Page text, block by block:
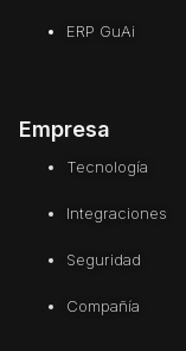
ERP GuAi
Empresa
Tecnología
Integraciones
Seguridad
Compañía